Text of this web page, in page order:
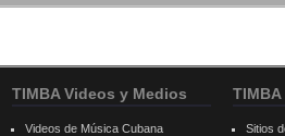
TIMBA Videos y Medios
Videos de Música Cubana
Sitios